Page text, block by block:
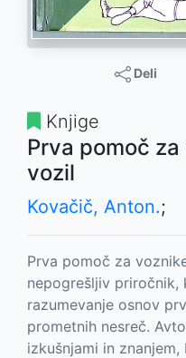
Deli
Knjige
Prva pomoč
vozil
Kovačič, Anton.;
Prva pomoč za
nepogrešljiv priročnik,
razumevanje osnov
prometnih nesreč.
izkušnjami in